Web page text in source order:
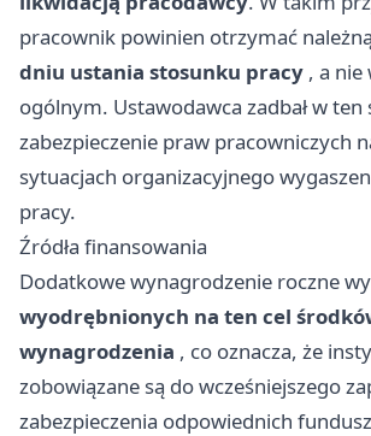
pracownik powinien otrzymać
dniu ustania stosunku pracy , a
ogólnym. Ustawodawca zadbał w ten
zabezpieczenie praw pracowniczych
sytuacjach organizacyjnego
pracy.
Źródła finansowania
Dodatkowe wynagrodzenie roczne
wyodrębnionych na ten cel
wynagrodzenia , co oznacza, że
zobowiązane są do wcześniejszego
zabezpieczenia odpowiednich